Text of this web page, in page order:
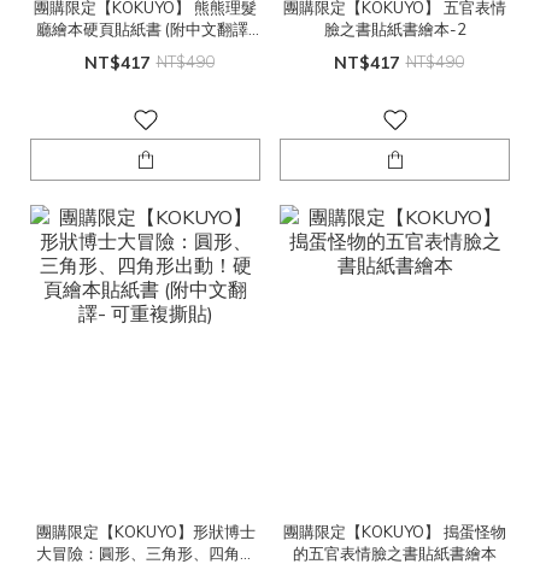
團購限定【KOKUYO】 熊熊理髮
廳繪本硬頁貼紙書 (附中文翻譯-
可重複撕貼)
NT$417 NT$490
團購限定【KOKUYO】 五官表情
臉之書貼紙書繪本-2
NT$417 NT$490
團購限定【KOKUYO】形狀博士
大冒險：圓形、三角形、四角形
團購限定【KOKUYO】 搗蛋怪物
的五官表情臉之書貼紙書繪本